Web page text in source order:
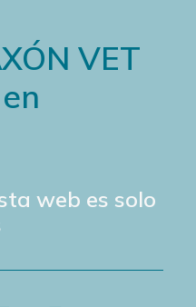
VET
web es solo